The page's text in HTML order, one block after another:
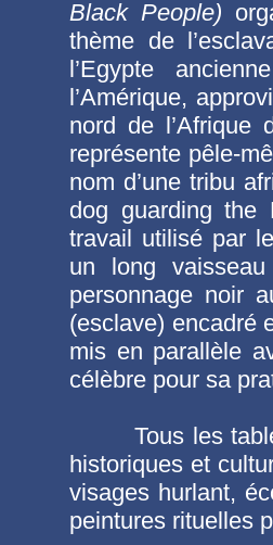
Black People)
thème de
l’Egypte
l’Amérique,
nord de l’Afrique
représente pêle-
nom d’une tribu
dog guarding the
travail utilisé par
un long
personnage noir
(esclave) encadré
mis en parallèle
célèbre pour sa
Tous les
historiques et
visages hurlant,
peintures rituelles